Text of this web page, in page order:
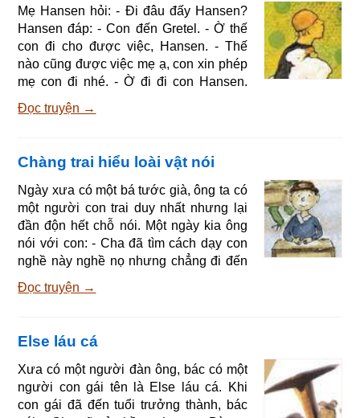
nói: - Cũng được. Nghe bác hứa, ông
cụ cười mỉa và nói: - Ba năm nữa tôi sẽ
đến lấy cái bác hứa với tôi. Và ông đi
mấ
Mẹ Hansen hỏi: - Đi đâu đấy Hansen?
Hansen đáp: - Con đến Gretel. - Ờ thế
con đi cho được việc, Hansen. - Thế
nào cũng được việc mẹ ạ, con xin phép
mẹ con đi nhé. - Ờ đi đi con Hansen.
Tới nơi Hansen nói: - Xin chào Gretel. -
Xin chào anh Hansen thân mến. Gretel
nói: - Xin tạm biệt người đẹp Gretel. -
Xin tạm biệt anh Hansen thân mến.
Hansen cầm chiếc kim găm vào xe chở
rơm, rồi đi theo xe chở rơm về nhà. -
Con xin chào mẹ của con. - Con đã về
đấy à, Hansen. Co
Đọc truyện →
Chàng trai hiểu loài vật nói
Ngày xưa có một bá tước già, ông ta có
một người con trai duy nhất nhưng lại
đần độn hết chỗ nói. Một ngày kia ông
nói với con: - Cha đã tìm cách dạy con
nghề này nghề nọ nhưng chẳng đi đến
đâu cả. Giờ cha sẽ gởi con học nghề ở
một ông cụ giỏi nổi tiếng trong vùng, để
thợ cả, chàng ở đó một năm, thời gian
học nghề hết, chàng trở về nhà. Người
cha hỏi: - Nào, con của cha, con học
được gì rồi? Người con đáp: - Thưa
Đọc truyện →
Else láu cá
Xưa có một người đàn ông, bác có một
người con gái tên là Else láu cá. Khi
con gái đã đến tuổi trưởng thành, bác